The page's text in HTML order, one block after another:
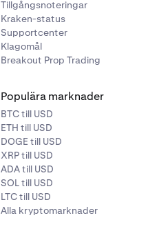
Tillgångsnoteringar
Kraken-status
Supportcenter
Klagomål
Breakout Prop Trading
Populära marknader
BTC till USD
ETH till USD
DOGE till USD
XRP till USD
ADA till USD
SOL till USD
LTC till USD
Alla kryptomarknader